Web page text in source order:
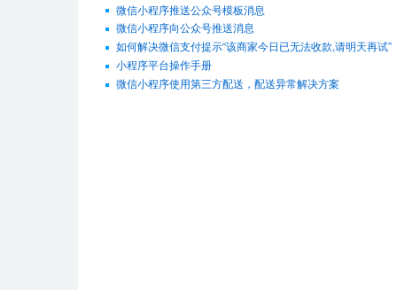
微信小程序推送公众号模板消息
微信小程序向公众号推送消息
如何解决微信支付提示“该商家今日已无法收款,请明天再试”
小程序平台操作手册
微信小程序使用第三方配送，配送异常解决方案